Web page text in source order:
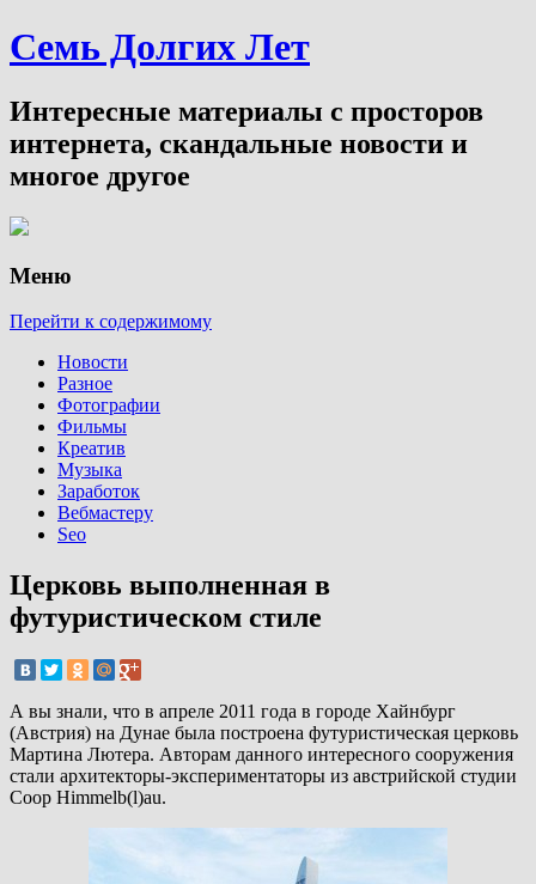
Семь Долгих Лет
Интересные материалы с просторов
интернета, скандальные новости и
многое другое
Меню
Перейти к содержимому
Новости
Разное
Фотографии
Фильмы
Креатив
Музыка
Заработок
Вебмастеру
Seo
Церковь выполненная в
футуристическом стиле
А вы знали, что в апреле 2011 года в городе Хайнбург
(Австрия) на Дунае была построена футуристическая церковь
Мартина Лютера. Авторам данного интересного сооружения
стали архитекторы-экспериментаторы из австрийской студии
Coop Himmelb(l)au.